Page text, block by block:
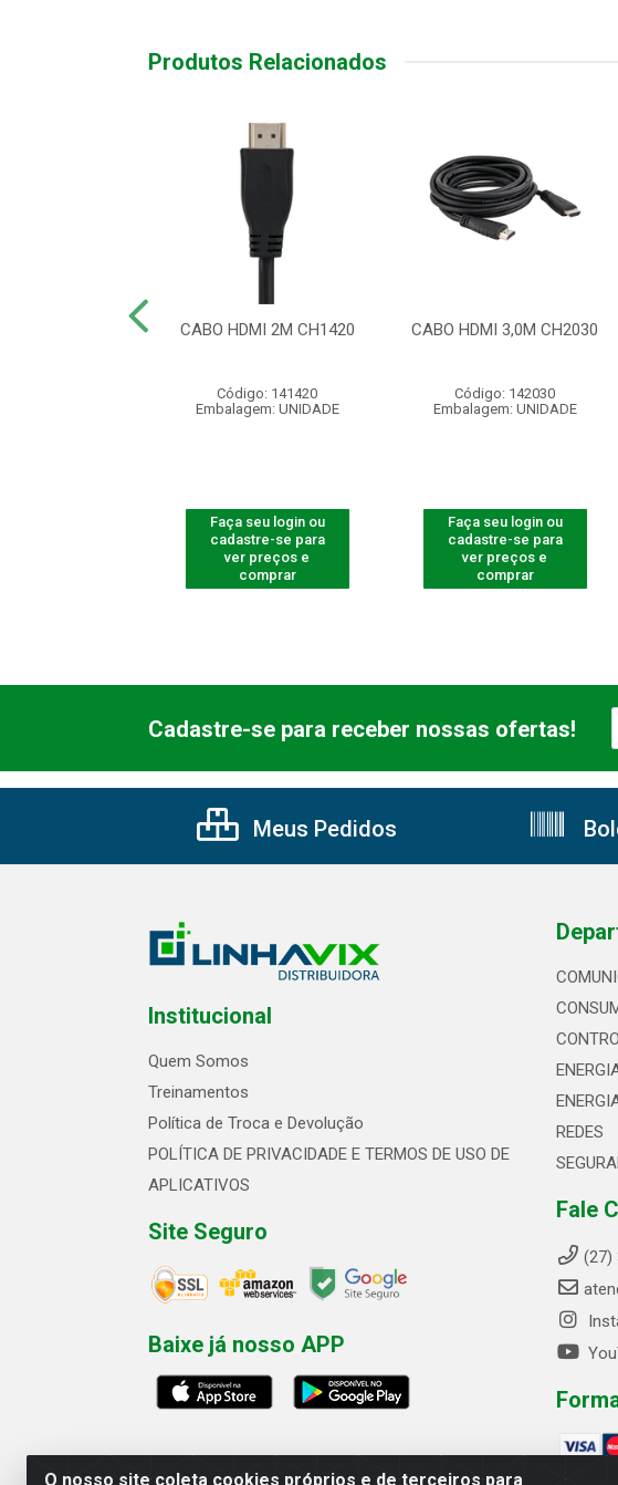
Produtos Relacionados
CABO HDMI 2M CH1420
Código: 141420
Embalagem: UNIDADE
Faça seu login ou
cadastre-se para
ver preços e
comprar
CABO HDMI 3,0M CH2030
Código: 142030
Embalagem: UNIDADE
Faça seu login ou
cadastre-se para
ver preços e
comprar
O nosso site coleta cookies próprios e de terceiros para
Cadastre-se para receber nossas ofertas!
Meus Pedidos
Institucional
Quem Somos
Treinamentos
Política de Troca e Devolução
POLÍTICA DE PRIVACIDADE E TERMOS DE USO DE
APLICATIVOS
Site Seguro
Baixe já nosso APP
REDES
Fale
(27)